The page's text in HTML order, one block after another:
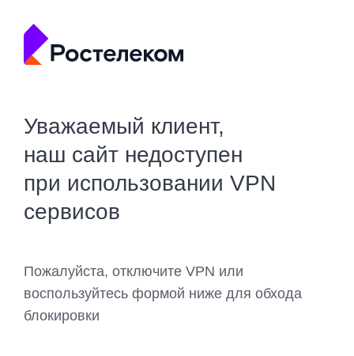
Уважаемый клиент,
наш сайт недоступен
при использовании VPN
сервисов
Пожалуйста, отключите VPN или
воспользуйтесь формой ниже для обхода
блокировки